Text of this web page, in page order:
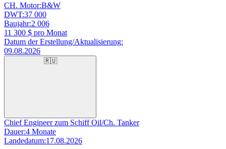
CH. Motor:B&W
DWT:37 000
Baujahr:2 006
11 300 $ pro Monat
Datum der Erstellung/Aktualisierung:
09.08.2026
🇷🇺
Chief Engineer zum Schiff Oil/Ch. Tanker
Dauer:4 Monate
Landedatum:17.08.2026